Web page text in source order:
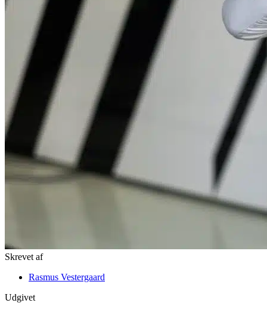
Skrevet af
Rasmus Vestergaard
Udgivet